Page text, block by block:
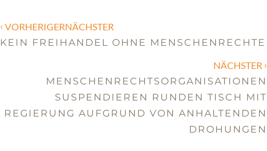
‹ VORHERIGERNÄCHSTER
KEIN FREIHANDEL OHNE MENSCHENRECHTE
NÄCHSTER ›
MENSCHENRECHTSORGANISATIONEN
SUSPENDIEREN RUNDEN TISCH MIT
REGIERUNG AUFGRUND VON ANHALTENDEN
DROHUNGEN